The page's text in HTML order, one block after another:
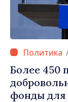
Более 450
фонды для